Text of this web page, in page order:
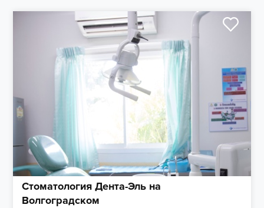
Стоматология Дента-Эль на
Волгоградском